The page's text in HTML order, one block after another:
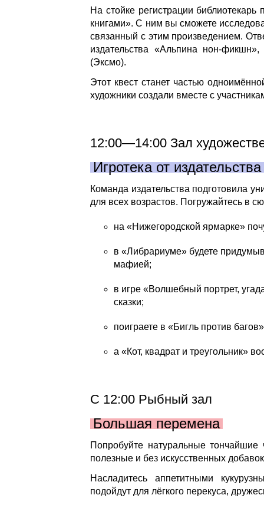
На стойке регистрации
книгами». С ним вы сможете
связанный с этим произведением.
издательства «Альпина нон-
(Эксмо).
Этот квест станет частью
художники создали вместе с
12:00—14:00 Зал
Игротека от
Команда издательства подготовила
для всех возрастов. Погружайтесь в
на «Нижегородской ярмарке»
в «Либрариуме» будете
мафией;
в игре «Волшебный портрет,
сказки;
поиграете в «Бигль против
а «Кот, квадрат и треугольник»
С 12:00 Рыбный зал
Большая перемена
Попробуйте натуральные
полезные и без искусственных
Насладитесь аппетитными
подойдут для лёгкого перекуса,